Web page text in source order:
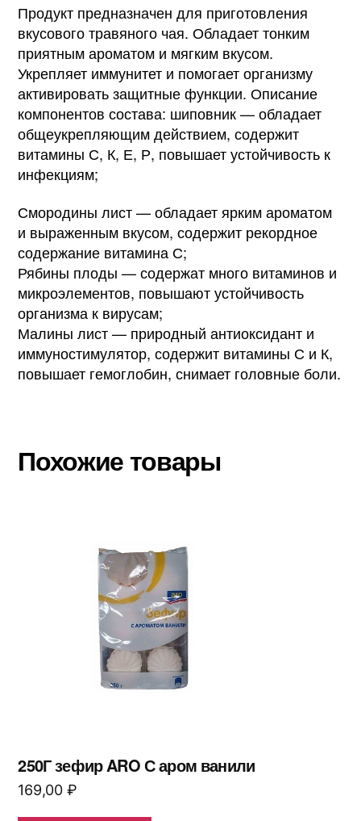
Продукт предназначен для приготовления
вкусового травяного чая. Обладает тонким
приятным ароматом и мягким вкусом.
Укрепляет иммунитет и помогает организму
активировать защитные функции. Описание
компонентов состава: шиповник — обладает
общеукрепляющим действием, содержит
витамины С, К, Е, Р, повышает устойчивость к
инфекциям;
Смородины лист — обладает ярким ароматом
и выраженным вкусом, содержит рекордное
содержание витамина С;
Рябины плоды — содержат много витаминов и
микроэлементов, повышают устойчивость
организма к вирусам;
Малины лист — природный антиоксидант и
иммуностимулятор, содержит витамины С и К,
повышает гемоглобин, снимает головные боли.
Похожие товары
250Г зефир ARO С аром ванили
169,00 ₽